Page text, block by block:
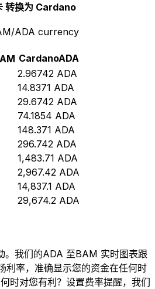
转换为 Cardano
ADA currency
CardanoADA
2.96742 ADA
14.8371 ADA
29.6742 ADA
74.1854 ADA
148.371 ADA
296.742 ADA
1,483.71 ADA
2,967.42 ADA
14,837.1 ADA
29,674.2 ADA
。我们的ADA 至BAM 实时图表跟
利率，准确显示您的资金在任何时
时对您有利？设置费率提醒，我们